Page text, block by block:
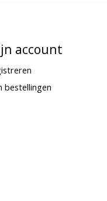
account
bestellingen